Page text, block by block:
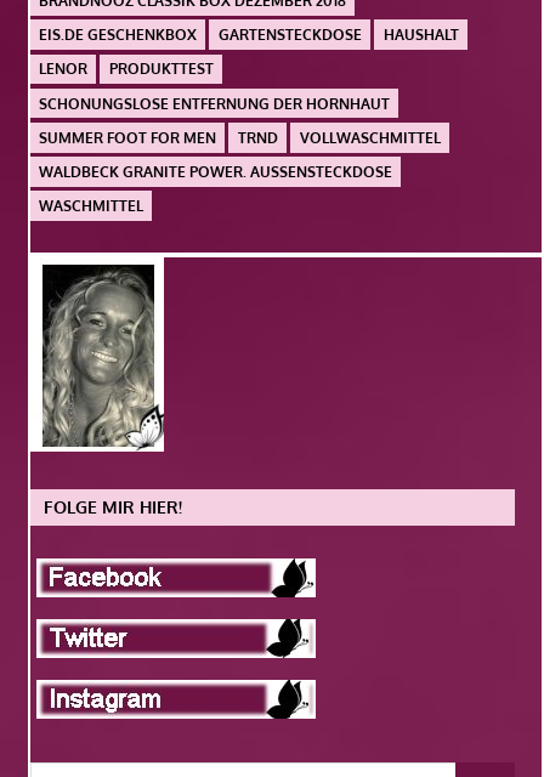
EIS.DE GESCHENKBOX
GARTENSTECKDOSE
HAUSHALT
LENOR
PRODUKTTEST
SCHONUNGSLOSE ENTFERNUNG DER HORNHAUT
SUMMER FOOT FOR MEN
TRND
VOLLWASCHMITTEL
WALDBECK GRANITE POWER. AUSSENSTECKDOSE
WASCHMITTEL
FOLGE MIR HIER!